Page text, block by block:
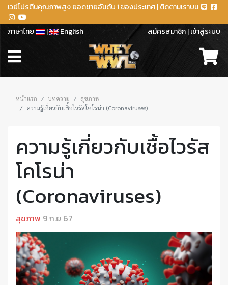
เวย์โปรตีนคุณภาพสูง ยอดขายอันดับ 1 ของประเทศ | ติดตามเราบน
ภาษาไทย | English สมัครสมาชิก|เข้าสู่ระบบ
หน้าแรก บทความ
สุขภาพ
ความรู้เกี่ยวกับเชื้อไวรัสโคโรน่า (Coronaviruses)
ความรู้เกี่ยวกับเชื้อไวรัส
โคโรน่า
(Coronaviruses)
สุขภาพ 9 ก.ย 67